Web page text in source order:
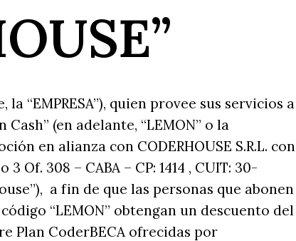
la “EMPRESA”), quien provee sus servicios a
(en adelante, “LEMON” o la
en alianza con CODERHOUSE S.R.L. con
Of. 308 – CABA – CP: 1414 , CUIT: 30-
a fin de que las personas que abonen
“LEMON” obtengan un descuento del
Plan CoderBECA ofrecidas por